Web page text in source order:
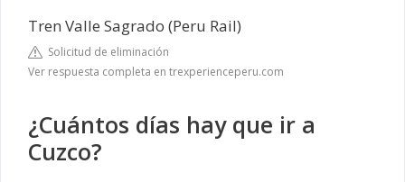
Tren Valle Sagrado (Peru Rail)
Solicitud de eliminación
Ver respuesta completa en trexperienceperu.com
¿Cuántos días hay que ir a
Cuzco?